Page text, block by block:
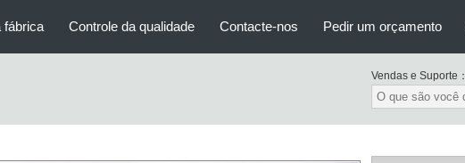
fábrica Controle da qualidade Contacte-nos Pedir um orçamento
Vendas e Suporte：